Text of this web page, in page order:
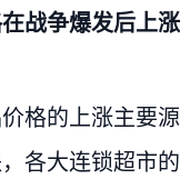
战争爆发后上涨
格的上涨主要源
各大连锁超市的